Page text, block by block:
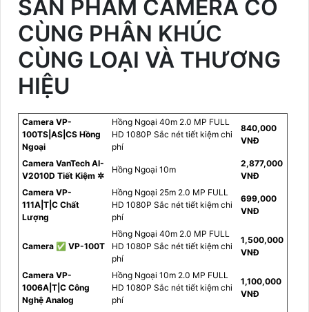
SẢN PHẨM CAMERA CÓ
CÙNG PHÂN KHÚC
CÙNG LOẠI VÀ THƯƠNG
HIỆU
Camera VP-
100TS|AS|CS Hồng
Ngoại
Hồng Ngoại 40m 2.0 MP FULL
HD 1080P Sắc nét tiết kiệm chi
phí
840,000
VNĐ
Camera VanTech AI-
V2010D Tiết Kiệm ✲
Hồng Ngoại 10m
2,877,000
VNĐ
Camera VP-
111A|T|C Chất
Lượng
Hồng Ngoại 25m 2.0 MP FULL
HD 1080P Sắc nét tiết kiệm chi
phí
699,000
VNĐ
Camera ✅ VP-100T
Hồng Ngoại 40m 2.0 MP FULL
HD 1080P Sắc nét tiết kiệm chi
phí
1,500,000
VNĐ
Camera VP-
1006A|T|C Công
Nghệ Analog
Hồng Ngoại 10m 2.0 MP FULL
HD 1080P Sắc nét tiết kiệm chi
phí
1,100,000
VNĐ